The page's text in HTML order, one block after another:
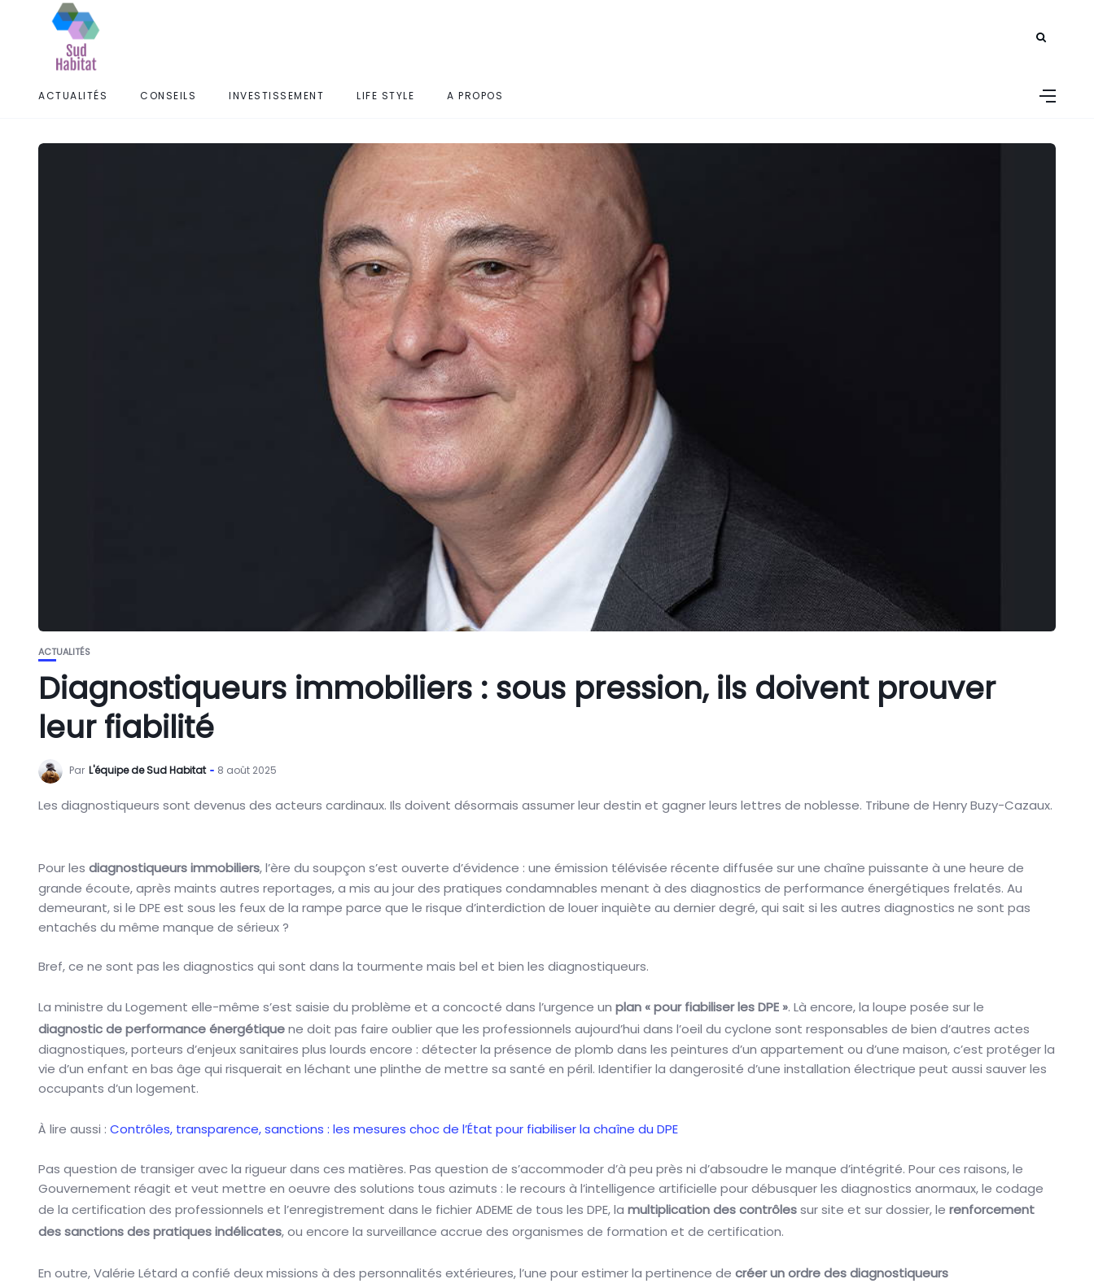
ACTUALITÉS CONSEILS INVESTISSEMENT LIFE STYLE A PROPOS
ACTUALITÉS
Diagnostiqueurs immobiliers : sous pression, ils doivent prouver
leur fiabilité
Par L'équipe de Sud Habitat 8 août 2025
Les diagnostiqueurs sont devenus des acteurs cardinaux. Ils doivent désormais assumer leur destin et gagner leurs lettres de noblesse. Tribune de Henry Buzy-Cazaux.
Pour les diagnostiqueurs immobiliers, l’ère du soupçon s’est ouverte d’évidence : une émission télévisée récente diffusée sur une chaîne puissante à une heure de
grande écoute, après maints autres reportages, a mis au jour des pratiques condamnables menant à des diagnostics de performance énergétiques frelatés. Au
demeurant, si le DPE est sous les feux de la rampe parce que le risque d’interdiction de louer inquiète au dernier degré, qui sait si les autres diagnostics ne sont pas
entachés du même manque de sérieux ?
Bref, ce ne sont pas les diagnostics qui sont dans la tourmente mais bel et bien les diagnostiqueurs.
La ministre du Logement elle-même s’est saisie du problème et a concocté dans l’urgence un plan « pour fiabiliser les DPE ». Là encore, la loupe posée sur le
diagnostic de performance énergétiquene doit pas faire oublier que les professionnels aujourd’hui dans l’oeil du cyclone sont responsables de bien d’autres actes
diagnostiques, porteurs d’enjeux sanitaires plus lourds encore : détecter la présence de plomb dans les peintures d’un appartement ou d’une maison, c’est protéger la
vie d’un enfant en bas âge qui risquerait en léchant une plinthe de mettre sa santé en péril. Identifier la dangerosité d’une installation électrique peut aussi sauver les
occupants d’un logement.
À lire aussi : Contrôles, transparence, sanctions : les mesures choc de l’État pour fiabiliser la chaîne du DPE
Pas question de transiger avec la rigueur dans ces matières. Pas question de s’accommoder d’à peu près ni d’absoudre le manque d’intégrité. Pour ces raisons, le
Gouvernement réagit et veut mettre en oeuvre des solutions tous azimuts : le recours à l’intelligence artificielle pour débusquer les diagnostics anormaux, le codage
de la certification des professionnels et l’enregistrement dans le fichier ADEME de tous les DPE, la multiplication des contrôlessur site et sur dossier, le renforcement
des sanctions des pratiques indélicates, ou encore la surveillance accrue des organismes de formation et de certification.
En outre, Valérie Létard a confié deux missions à des personnalités extérieures, l’une pour estimer la pertinence de créer un ordre des diagnostiqueurs